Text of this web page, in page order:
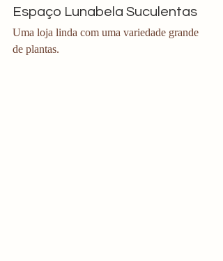
Espaço Lunabela Suculentas
Uma loja linda com uma variedade grande
de plantas.